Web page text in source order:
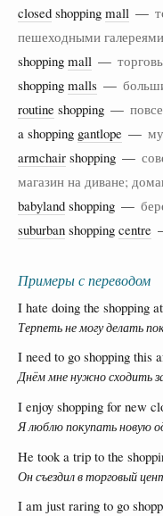
closed shopping mall —
пешеходными галереями
shopping mall —
shopping malls —
routine shopping —
a shopping gantlope —
armchair shopping —
магазин на диване;
babyland shopping —
suburban shopping centre
Примеры с переводом
I hate doing the shopping
Терпеть не могу делать
I need to go shopping this
Днём мне нужно сходить
I enjoy shopping for new
Я люблю покупать новую
He took a trip to the
Он съездил в торговый
I am just raring to go